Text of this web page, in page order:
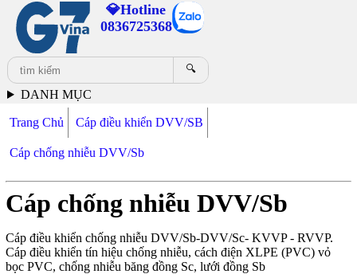
💎Hotline
0836725368
🔍
DANH MỤC
Trang Chủ Cáp điều khiển DVV/SB
Cáp chống nhiễu DVV/Sb
Cáp chống nhiễu DVV/Sb
Cáp điều khiển chống nhiễu DVV/Sb-DVV/Sc- KVVP - RVVP.
Cáp điều khiển tín hiệu chống nhiễu, cách điện XLPE (PVC) vỏ
bọc PVC, chống nhiễu băng đồng Sc, lưới đồng Sb